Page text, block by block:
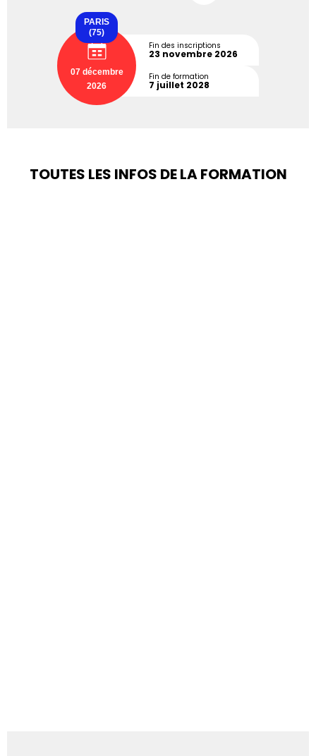
PARIS
(75)
07 décembre
2026
Fin des inscriptions
23 novembre 2026
Fin de formation
7 juillet 2028
TOUTES LES INFOS DE LA FORMATION